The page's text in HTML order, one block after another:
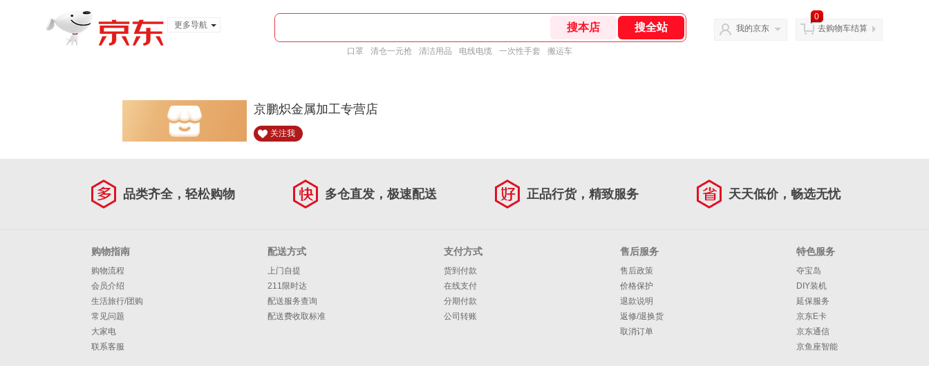
更多导航
口罩 清仓一元抢 清洁用品 电线电缆 一次性手套 搬运车
我的京东
0
去购物车结算
京鹏炽金属加工专营店
关注我
品类齐全，轻松购物 多仓直发，极速配送 正品行货，精致服务 天天低价，畅选无忧
购物指南
购物流程
会员介绍
生活旅行/团购
常见问题
大家电
联系客服
配送方式
上门自提
211限时达
配送服务查询
配送费收取标准
支付方式
货到付款
在线支付
分期付款
公司转账
售后服务
售后政策
价格保护
退款说明
返修/退换货
取消订单
特色服务
夺宝岛
DIY装机
延保服务
京东E卡
京东通信
京鱼座智能